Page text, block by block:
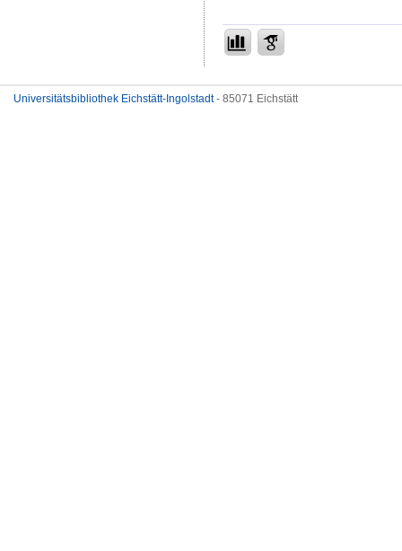
Universitätsbibliothek Eichstätt-Ingolstadt- 85071 Eichstätt